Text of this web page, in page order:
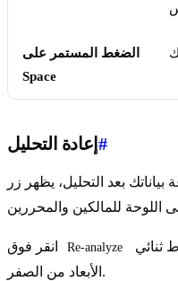
الضغط المستمر على
Space
إعادة التحليل #
Re-analyze
الأبعاد من الصفر.